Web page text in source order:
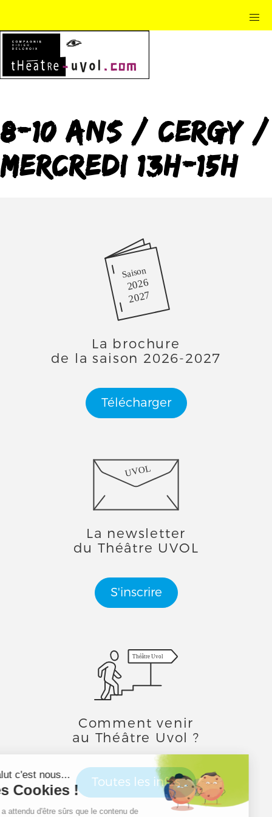
8-10 ans / Cergy /
mercredi 13h-15h
Saison
2026
2027
La brochure
de la saison 2026-2027
Télécharger
UVOL
La newsletter
du Théâtre UVOL
S'inscrire
Théâtre Uvol
Comment venir
au Théâtre Uvol ?
Toutes les infos